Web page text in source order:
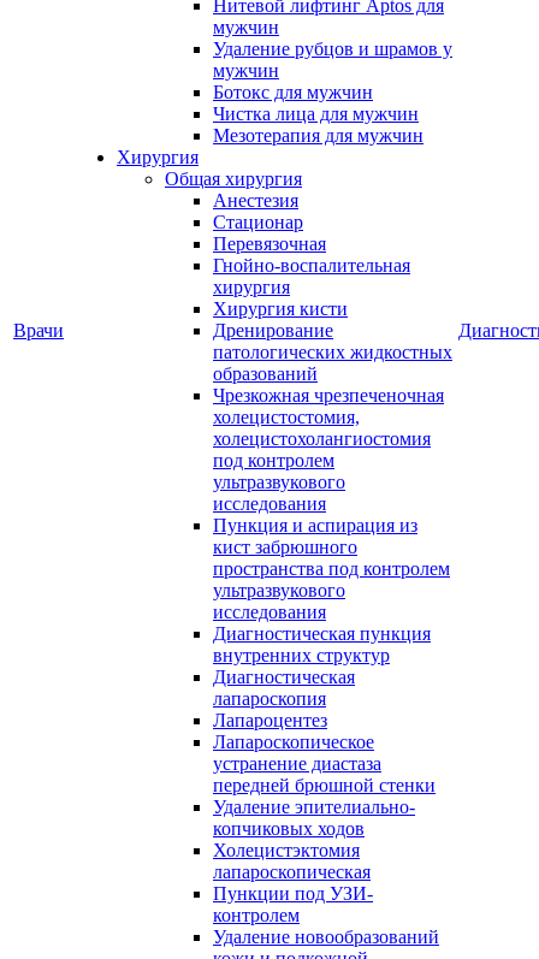
Врачи
Нитевой лифтинг Aptos для
мужчин
Удаление рубцов и шрамов у
мужчин
Ботокс для мужчин
Чистка лица для мужчин
Мезотерапия для мужчин
Хирургия
Общая хирургия
Анестезия
Стационар
Перевязочная
Гнойно-воспалительная
хирургия
Хирургия кисти
Дренирование
патологических жидкостных
образований
Чрезкожная чрезпеченочная
холецистостомия,
холецистохолангиостомия
под контролем
ультразвукового
исследования
Пункция и аспирация из
кист забрюшного
пространства под контролем
ультразвукового
исследования
Диагностическая пункция
внутренних структур
Диагностическая
лапароскопия
Лапароцентез
Лапароскопическое
устранение диастаза
передней брюшной стенки
Удаление эпителиально-
копчиковых ходов
Холецистэктомия
лапароскопическая
Пункции под УЗИ-
контролем
Удаление новообразований